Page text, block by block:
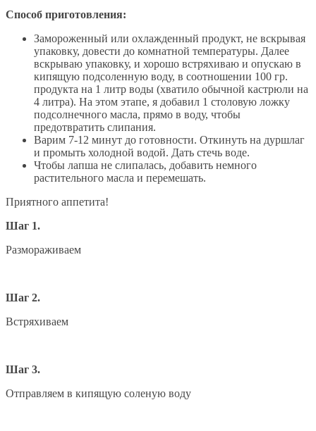
Способ приготовления:
Замороженный или охлажденный продукт, не вскрывая
упаковку, довести до комнатной температуры. Далее
вскрываю упаковку, и хорошо встряхиваю и опускаю в
кипящую подсоленную воду, в соотношении 100 гр.
продукта на 1 литр воды (хватило обычной кастрюли на
4 литра). На этом этапе, я добавил 1 столовую ложку
подсолнечного масла, прямо в воду, чтобы
предотвратить слипания.
Варим 7-12 минут до готовности. Откинуть на дуршлаг
и промыть холодной водой. Дать стечь воде.
Чтобы лапша не слипалась, добавить немного
растительного масла и перемешать.
Приятного аппетита!
Шаг 1.
Размораживаем
Шаг 2.
Встряхиваем
Шаг 3.
Отправляем в кипящую соленую воду